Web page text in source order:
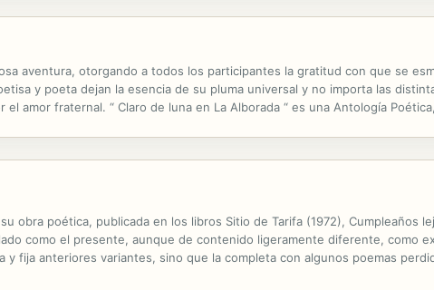
aventura, otorgando a todos los participantes la gratitud con que se
y poeta dejan la esencia de su pluma universal y no importa las
amor fraternal. “ Claro de luna en La Alborada “ es una Antología
obra poética, publicada en los libros Sitio de Tarifa (1972), Cumpleaños
como el presente, aunque de contenido ligeramente diferente, como
y fija anteriores variantes, sino que la completa con algunos poemas